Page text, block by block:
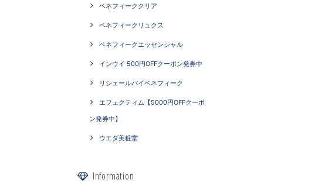
ベネフィーククリア
ベネフィークリュクス
ベネフィークエッセンシャル
インウイ 500円OFFクーポン発券中
リシェールバイベネフィーク
エフェクティム【5000円OFFクーポ
ン発券中】
ウエダ美粧堂
Information